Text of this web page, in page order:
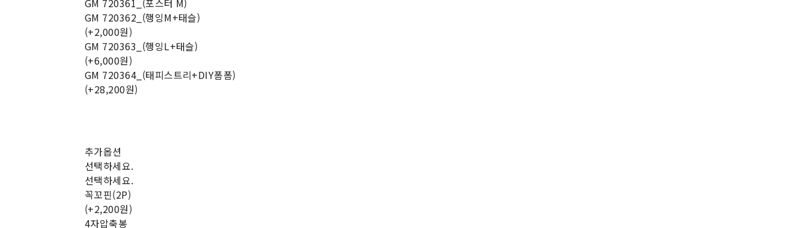
GM 720361_(포스터 M)
GM 720362_(행잉M+태슬)
(+2,000원)
GM 720363_(행잉L+태슬)
(+6,000원)
GM 720364_(태피스트리+DIY폼폼)
(+28,200원)
추가옵션
선택하세요.
선택하세요.
꼭꼬핀(2P)
(+2,200원)
4자압축봉